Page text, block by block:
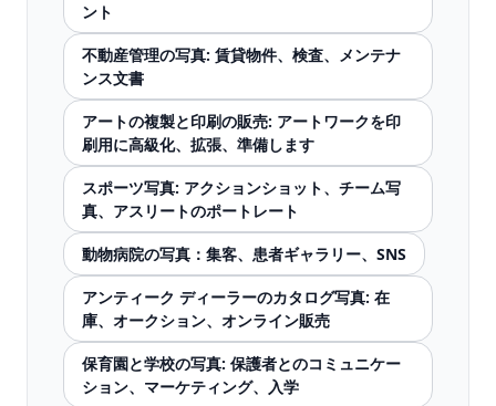
ント
不動産管理の写真: 賃貸物件、検査、メンテナ
ンス文書
アートの複製と印刷の販売: アートワークを印
刷用に高級化、拡張、準備します
スポーツ写真: アクションショット、チーム写
真、アスリートのポートレート
動物病院の写真：集客、患者ギャラリー、SNS
アンティーク ディーラーのカタログ写真: 在
庫、オークション、オンライン販売
保育園と学校の写真: 保護者とのコミュニケー
ション、マーケティング、入学